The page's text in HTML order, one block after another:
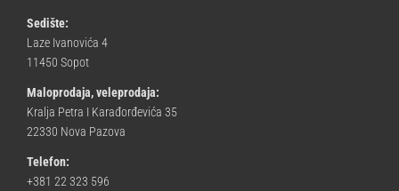
Sedište:
Laze Ivanovića 4
11450 Sopot
Maloprodaja, veleprodaja:
Kralja Petra I Karađorđevića 35
22330 Nova Pazova
Telefon:
+381 22 323 596